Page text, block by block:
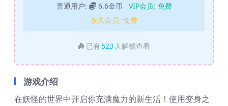
普通用户: 6.6金币 VIP会员: 免费
永久会员: 免费
已有 523 人解锁查看
游戏介绍
在妖怪的世界中开启你充满魔力的新生活！使用变身之